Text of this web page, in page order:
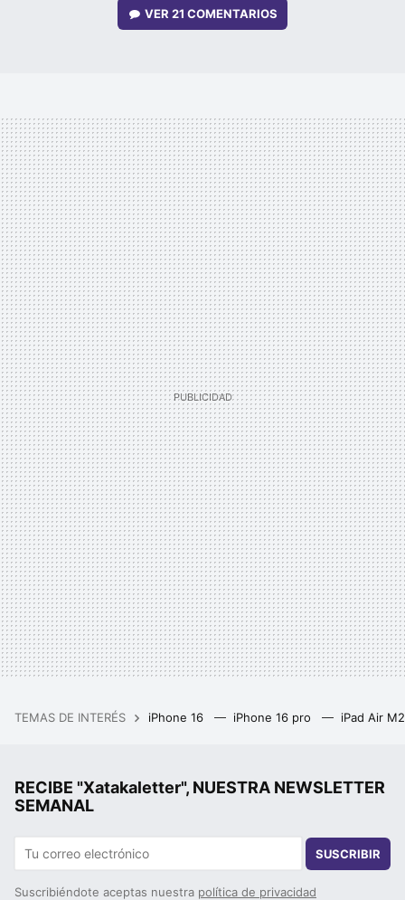
VER21 COMENTARIOS
TEMAS DE INTERÉS iPhone 16 iPhone 16 pro iPad Air
RECIBE "Xatakaletter", NUESTRA NEWSLETTER
SEMANAL
SUSCRIBIR
Suscribiéndote aceptas nuestra política de privacidad